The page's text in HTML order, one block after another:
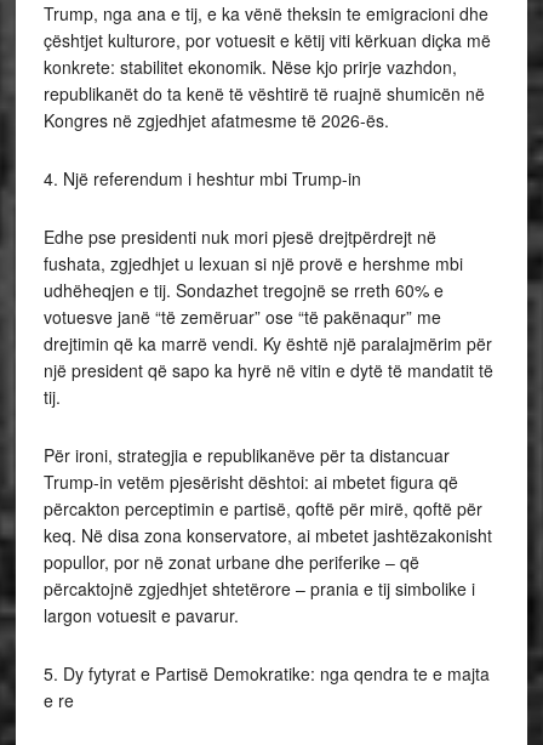
Trump, nga ana e tij, e ka vënë theksin te emigracioni dhe
çështjet kulturore, por votuesit e këtij viti kërkuan diçka më
konkrete: stabilitet ekonomik. Nëse kjo prirje vazhdon,
republikanët do ta kenë të vështirë të ruajnë shumicën në
Kongres në zgjedhjet afatmesme të 2026-ës.
4. Një referendum i heshtur mbi Trump-in
Edhe pse presidenti nuk mori pjesë drejtpërdrejt në
fushata, zgjedhjet u lexuan si një provë e hershme mbi
udhëheqjen e tij. Sondazhet tregojnë se rreth 60% e
votuesve janë “të zemëruar” ose “të pakënaqur” me
drejtimin që ka marrë vendi. Ky është një paralajmërim për
një president që sapo ka hyrë në vitin e dytë të mandatit të
tij.
Për ironi, strategjia e republikanëve për ta distancuar
Trump-in vetëm pjesërisht dështoi: ai mbetet figura që
përcakton perceptimin e partisë, qoftë për mirë, qoftë për
keq. Në disa zona konservatore, ai mbetet jashtëzakonisht
popullor, por në zonat urbane dhe periferike – që
përcaktojnë zgjedhjet shtetërore – prania e tij simbolike i
largon votuesit e pavarur.
5. Dy fytyrat e Partisë Demokratike: nga qendra te e majta
e re